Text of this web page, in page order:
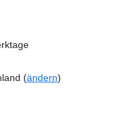
(ändern)